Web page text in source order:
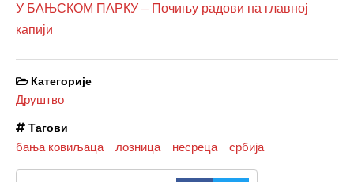
У БАЊСКОМ ПАРКУ – Почињу радови на главној
капији
Категорије
Друштво
Тагови
бања ковиљаца лозница несреца србија